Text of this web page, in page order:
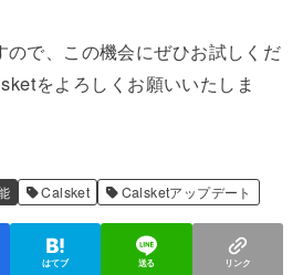
ので、この機会にぜひお試しくだ
をよろしくお願いいたしま
Calsket Calsketアップデート
はてブ 送る リンク